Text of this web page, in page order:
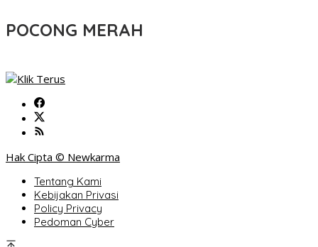
POCONG MERAH
Hak Cipta © Newkarma
Tentang Kami
Kebijakan Privasi
Policy Privacy
Pedoman Cyber